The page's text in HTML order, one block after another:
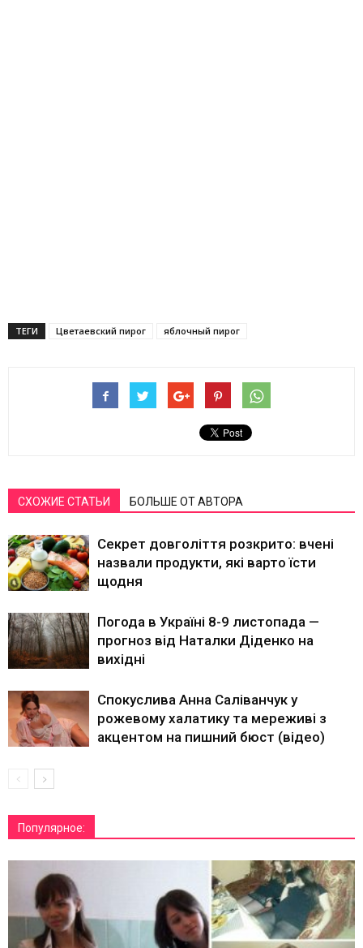
ТЕГИ Цветаевский пирог яблочный пирог
СХОЖИЕ СТАТЬИ БОЛЬШЕ ОТ АВТОРА
Секрет довголіття розкрито: вчені
назвали продукти, які варто їсти
щодня
Погода в Україні 8-9 листопада —
прогноз від Наталки Діденко на
вихідні
Спокуслива Анна Саліванчук у
рожевому халатику та мереживі з
акцентом на пишний бюст (відео)
Популярное: